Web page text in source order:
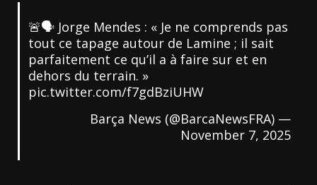
🚨🗣️ Jorge Mendes : « Je ne comprends pas
tout ce tapage autour de Lamine ; il sait
parfaitement ce qu’il a à faire sur et en
dehors du terrain. »
pic.twitter.com/f7gdBziUHW
— Barça News (@BarcaNewsFRA)
November 7, 2025